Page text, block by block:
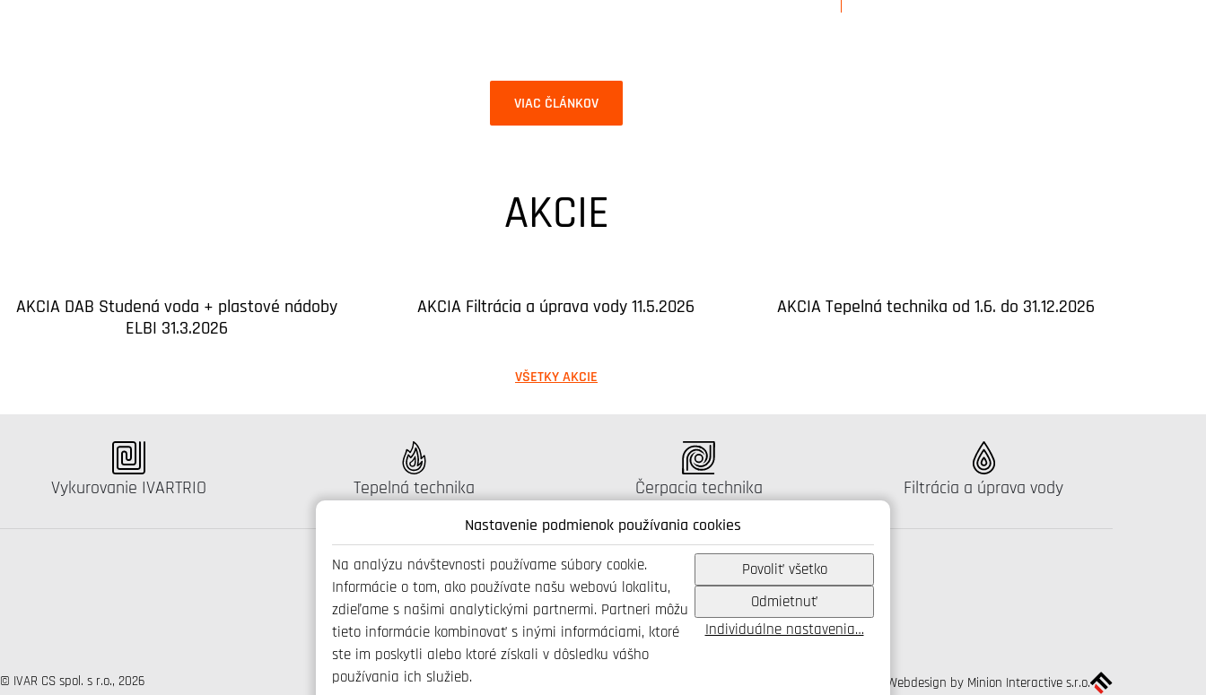
Nastavenie podmienok používania cookies
Na analýzu návštevnosti používame súbory cookie.
Informácie o tom, ako používate našu webovú lokalitu,
zdieľame s našimi analytickými partnermi. Partneri môžu
tieto informácie kombinovať s inými informáciami, ktoré
ste im poskytli alebo ktoré získali v dôsledku vášho
používania ich služieb.
Povoliť všetko
Odmietnuť
Individuálne nastavenia…
VIAC ČLÁNKOV
AKCIE
AKCIA DAB Studená voda + plastové nádoby
ELBI 31.3.2026
AKCIA Filtrácia a úprava vody 11.5.2026 AKCIA Tepelná technika od 1.6. do 31.12.2026
VŠETKY AKCIE
Katalógus:
Vykurovanie IVARTRIO Katalógus:
Tepelná technika Katalógus:
Čerpacia technika Katalógus:
Filtrácia a úprava vody
Spojte se s námi
+421 346 214 431
© IVAR CS spol. s r.o., 2026 Webdesign by Minion Interactive s.r.o.